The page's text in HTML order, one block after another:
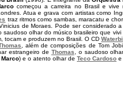
começou a carreira no Brasil e vive
Atua e grava com artistas como
traz ritmos como sambas, maracatu e
de Moraes. Pode ser considerado
saudoso olhar do músico brasileiro que
tocam e produzem no Brasil. O CD
, além de composições de Tom
estrangeiro de Thomas , o saudoso
Marco) e o atento olhar de Teco Cardoso e